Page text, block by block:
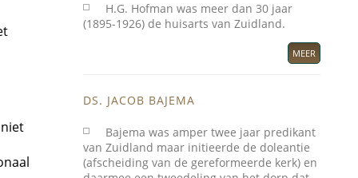
H.G. Hofman was meer dan 30 jaar
(1895-1926) de huisarts van Zuidland.
MEER
DS. JACOB BAJEMA
Bajema was amper twee jaar predikant
van Zuidland maar initieerde de doleantie
(afscheiding van de gereformeerde kerk) en